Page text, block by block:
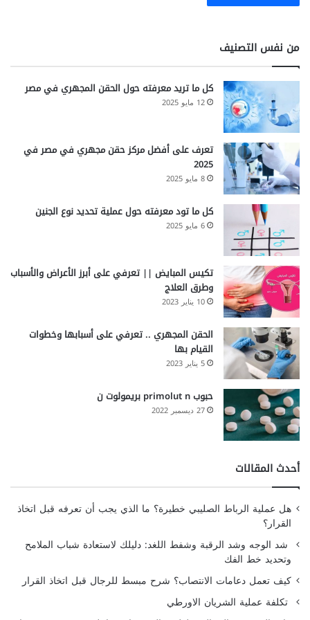
من نفس التصنيف
كل ما تريد معرفته حول الحقن المجهري في مصر
12 مايو 2025
تعرف على أفضل مركز حقن مجهري في مصر في
2025
8 مايو 2025
كل ما تود معرفته حول عملية تحديد نوع الجنين
6 مايو 2025
تكيس المبايض || تعرفي على أبرز الأعراض والأسباب
وطرق العلاج
10 يناير 2023
الحقن المجهري .. تعرفي على أسبابها وخطوات
القيام بها
5 يناير 2023
حبوب primolut n بريمولوت ن
27 ديسمبر 2022
أحدث المقالات
هل عملية الرباط الصليبي خطيرة؟ ما الذي يجب أن تعرفه قبل اتخاذ
القرار؟
شد الوجه وشد الرقبة وشفط اللغد: دليلك لاستعادة شباب الملامح
وتحديد خط الفك
كيف تعمل دعامات الانتصاب؟ شرح مبسط للرجال قبل اتخاذ القرار
تكلفة عملية الشريان الاورطي